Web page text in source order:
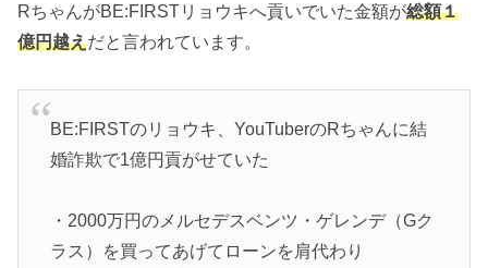
RちゃんがBE:FIRSTリョウキへ貢いでいた金額が総額１
億円越えだと言われています。
BE:FIRSTのリョウキ、YouTuberのRちゃんに結
婚詐欺で1億円貢がせていた
・2000万円のメルセデスベンツ・ゲレンデ（Gク
ラス）を買ってあげてローンを肩代わり